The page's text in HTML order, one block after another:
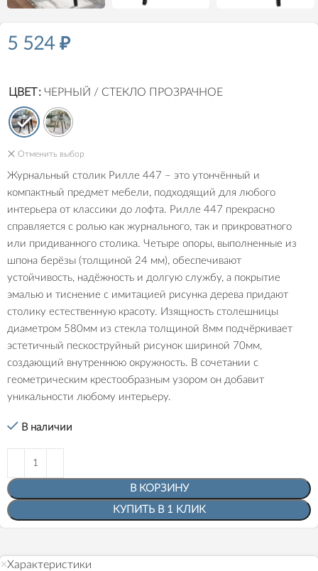
5 524 ₽
ЦВЕТ ЧЕРНЫЙ / СТЕКЛО ПРОЗРАЧНОЕ
Отменить выбор
Журнальный столик Рилле 447 – это утончённый и
компактный предмет мебели, подходящий для любого
интерьера от классики до лофта. Рилле 447 прекрасно
справляется с ролью как журнального, так и прикроватного
или придиванного столика. Четыре опоры, выполненные из
шпона берёзы (толщиной 24 мм), обеспечивают
устойчивость, надёжность и долгую службу, а покрытие
эмалью и тиснение с имитацией рисунка дерева придают
столику естественную красоту. Изящность столешницы
диаметром 580мм из стекла толщиной 8мм подчёркивает
эстетичный пескоструйный рисунок шириной 70мм,
создающий внутреннюю окружность. В сочетании с
геометрическим крестообразным узором он добавит
уникальности любому интерьеру.
В наличии
В КОРЗИНУ
КУПИТЬ В 1 КЛИК
Характеристики